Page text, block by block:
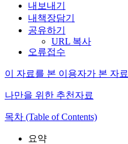
내보내기
내책장담기
공유하기
URL 복사
오류접수
이 자료를 본 이용자가 본 자료
나만을 위한 추천자료
목차 (Table of Contents)
요약